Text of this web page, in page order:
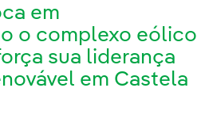
em
o complexo eólico
sua liderança
em Castela